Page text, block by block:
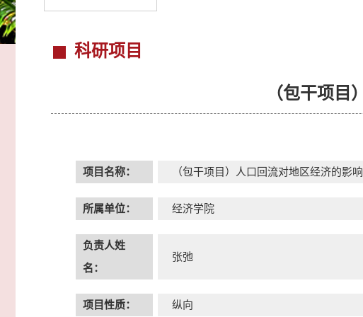
科研项目
（包干项
项目名称： （包干项目）人口回流对地区经济的影
所属单位： 经济学院
负责人姓
名：
张弛
项目性质： 纵向